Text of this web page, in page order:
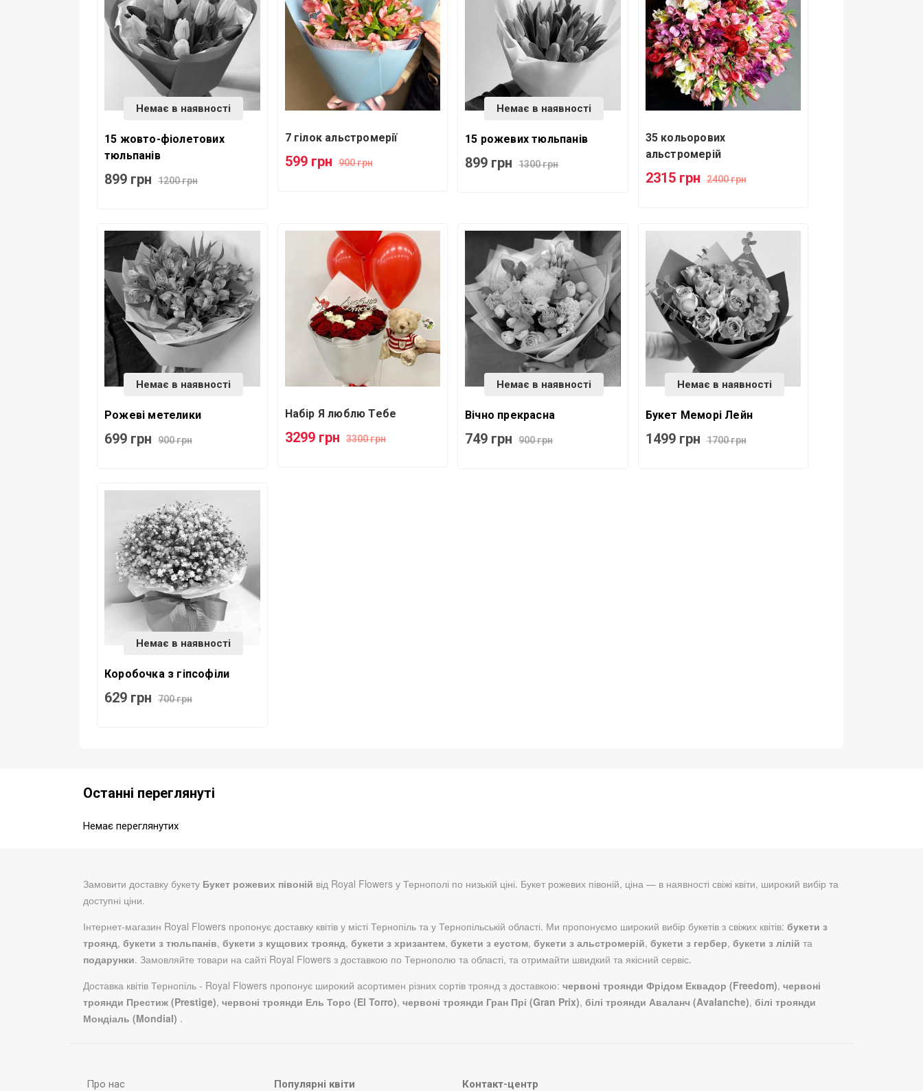
Немає в наявності
15 жовто-фіолетових
тюльпанів
899 грн 1200 грн
7 гілок альстромерії
599 грн 900 грн
Немає в наявності
15 рожевих тюльпанів
899 грн 1300 грн
35 кольорових
альстромерій
2315 грн 2400 грн
Немає в наявності
Рожеві метелики
699 грн 900 грн
Набір Я люблю Тебе
3299 грн 3300 грн
Немає в наявності
Вічно прекрасна
749 грн 900 грн
Немає в наявності
Букет Меморі Лейн
1499 грн 1700 грн
Немає в наявності
Коробочка з гіпсофіли
629 грн 700 грн
Останні переглянуті
Немає переглянутих
Замовити доставку букету Букет рожевих півоній від Royal Flowers у Тернополі по низькій ціні. Букет рожевих півоній, ціна — в наявності свіжі квіти, широкий вибір та
доступні ціни.
Інтернет-магазин Royal Flowers пропонує доставку квітів у місті Тернопіль та у Тернопільській області. Ми пропонуємо широкий вибір букетів з свіжих квітів: букети з
троянд, букети з тюльпанів, букети з кущових троянд, букети з хризантем, букети з еустом, букети з альстромерій, букети з гербер, букети з лілій та
подарунки. Замовляйте товари на сайті Royal Flowers з доставкою по Тернополю та області, та отримайти швидкий та якісний сервіс.
Доставка квітів Тернопіль - Royal Flowers пропонує широкий асортимен різних сортів троянд з доставкою: червоні троянди Фрідом Еквадор (Freedom), червоні
троянди Престиж (Prestige), червоні троянди Ель Торо (El Torro), червоні троянди Гран Прі (Gran Prix), білі троянди Аваланч (Avalanche), білі троянди
Мондіаль (Mondial) .
Про нас Популярні квіти Контакт-центр